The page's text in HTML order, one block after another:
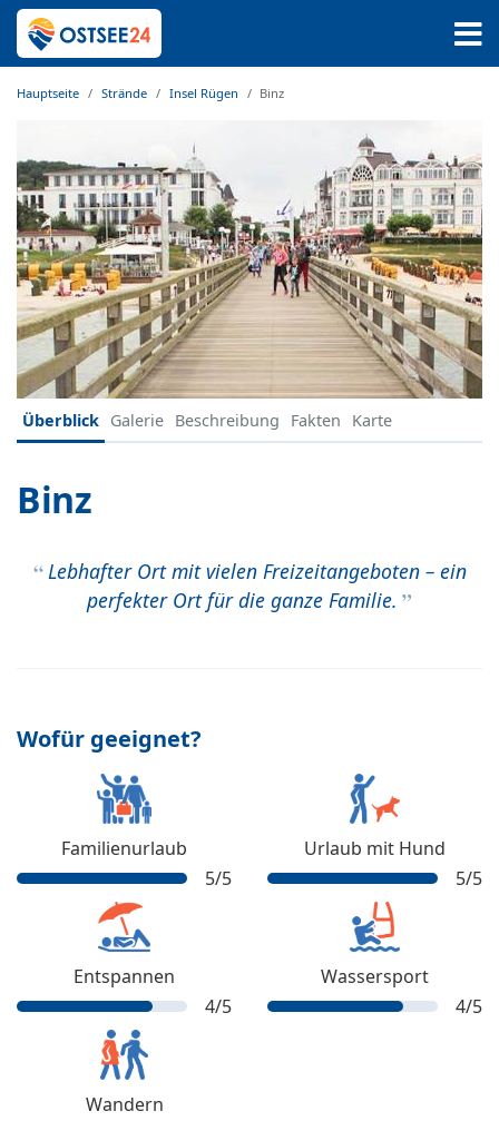
Hauptseite Strände Insel Rügen Binz
Überblick Galerie Beschreibung Fakten Karte
Binz
Lebhafter Ort mit vielen Freizeitangeboten – ein
perfekter Ort für die ganze Familie.
Wofür geeignet?
Familienurlaub
5/5
Urlaub mit Hund
5/5
Entspannen
4/5
Wassersport
4/5
Wandern